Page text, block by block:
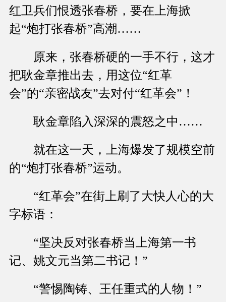
红卫兵们恨透张春桥，要在上海掀
起“炮打张春桥”高潮……
原来，张春桥硬的一手不行，这才
把耿金章推出去，用这位“红革
会”的“亲密战友”去对付“红革会”！
耿金章陷入深深的震怒之中……
就在这一天，上海爆发了规模空前
的“炮打张春桥”运动。
“红革会”在街上刷了大快人心的大
字标语：
“坚决反对张春桥当上海第一书
记、姚文元当第二书记！”
“警惕陶铸、王任重式的人物！”